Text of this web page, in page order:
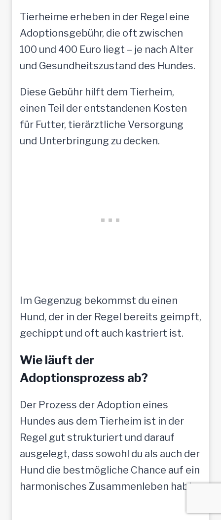
Tierheime erheben in der Regel eine
Adoptionsgebühr, die oft zwischen
100 und 400 Euro liegt – je nach Alter
und Gesundheitszustand des Hundes.
Diese Gebühr hilft dem Tierheim,
einen Teil der entstandenen Kosten
für Futter, tierärztliche Versorgung
und Unterbringung zu decken.
Im Gegenzug bekommst du einen
Hund, der in der Regel bereits geimpft,
gechippt und oft auch kastriert ist.
Wie läuft der
Adoptionsprozess ab?
Der Prozess der Adoption eines
Hundes aus dem Tierheim ist in der
Regel gut strukturiert und darauf
ausgelegt, dass sowohl du als auch der
Hund die bestmögliche Chance auf ein
harmonisches Zusammenleben habt.